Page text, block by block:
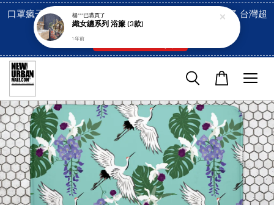
口罩瘋子官網, 放心訂購! 香港澳門信用卡付費已經開啓了 台灣超
市貨到付款也是!
楊***已購買了
織女纏系列 浴簾 (3款)
1 年前